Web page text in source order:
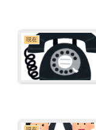
現在